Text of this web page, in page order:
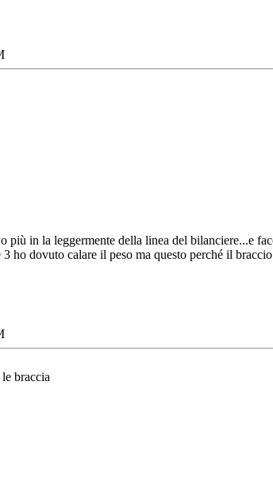
più in la leggermente della linea del bilanciere...e
ho dovuto calare il peso ma questo perché il
braccia